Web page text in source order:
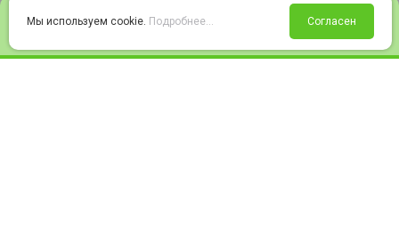
Войти Избранное Корзина
Мы используем cookie. Подробнее... Согласен